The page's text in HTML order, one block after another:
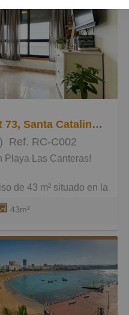
Piso en TOMAS MILLER 73, Santa Catalina - Canteras
Ref. RC-C002
Playa Las Canteras!
de 43 m² situado en la
73, a tan solo 1
de Las Canteras. Una
mar que convierte este
para quienes buscan
Las Palmas.
con 1 dormitorio
optimizan el espacio, 1
43m²